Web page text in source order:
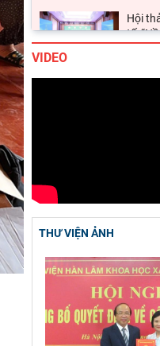
Lý
việc
VIDEO
THƯ VIỆN ẢNH